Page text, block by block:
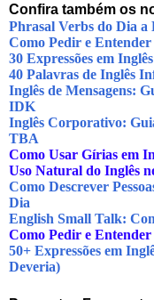
Confira também os
Phrasal Verbs do Dia
Como Pedir e
30 Expressões em
40 Palavras de Inglês
Inglês de Mensagens:
IDK
Inglês Corporativo:
TBA
Como Usar Gírias em
Uso Natural do Inglês
Como Descrever
Dia
English Small Talk:
Como Pedir e
50+ Expressões em
Deveria)